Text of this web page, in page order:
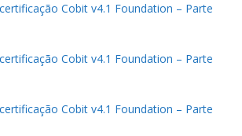
Cobit v4.1 Foundation – Parte
Cobit v4.1 Foundation – Parte
Cobit v4.1 Foundation – Parte